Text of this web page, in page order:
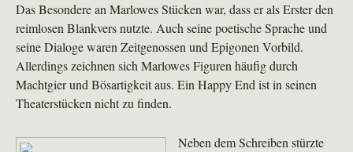
Das Besondere an Marlowes Stücken war, dass er als Erster den
reimlosen Blankvers nutzte. Auch seine poetische Sprache und
seine Dialoge waren Zeitgenossen und Epigonen Vorbild.
Allerdings zeichnen sich Marlowes Figuren häufig durch
Machtgier und Bösartigkeit aus. Ein Happy End ist in seinen
Theaterstücken nicht zu finden.
Neben dem Schreiben stürzte